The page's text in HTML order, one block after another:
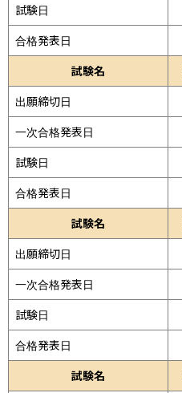
試験日
合格発表日
試験名
出願締切日
一次合格発表日
試験日
合格発表日
試験名
出願締切日
一次合格発表日
試験日
合格発表日
試験名